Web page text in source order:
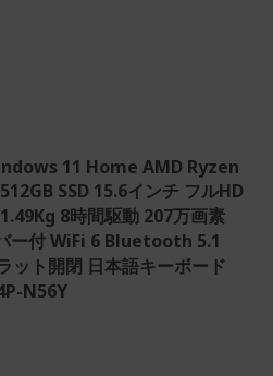
11 Home AMD Ryzen
SSD 15.6インチ フルHD
8時間駆動 207万画素
ー付 WiFi 6 Bluetooth 5.1
ット開閉 日本語キーボード
N56Y